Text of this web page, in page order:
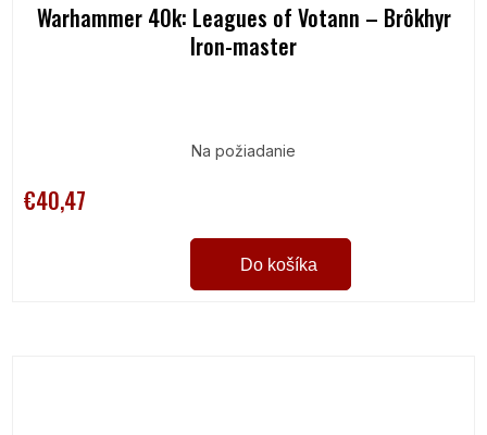
Warhammer 40k: Leagues of Votann – Brôkhyr
Iron-master
Na požiadanie
€40,47
Do košíka